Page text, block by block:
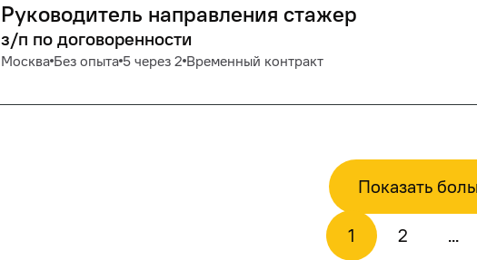
Руководитель направления стажер
з/п по договоренности
Москва Без опыта 5 через 2 Временный контракт
Показать
1 2 ...